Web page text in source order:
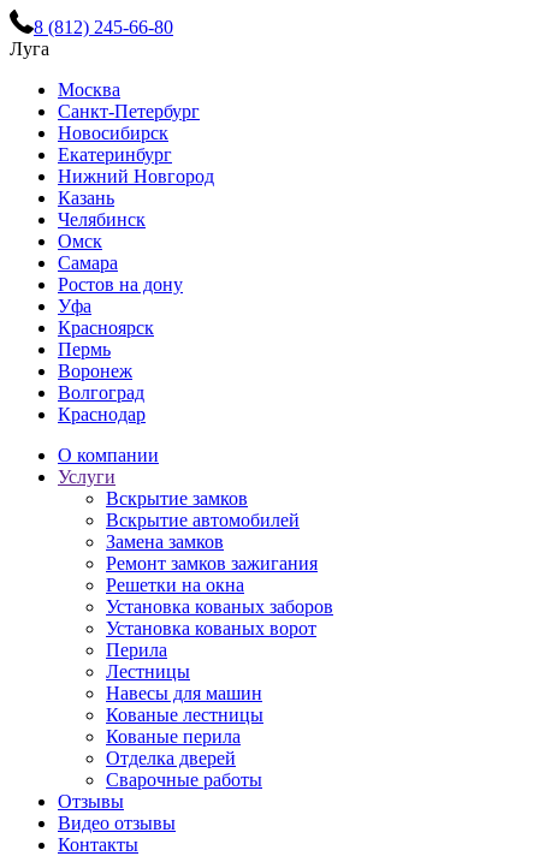
8 (812) 245-66-80
Луга
Москва
Санкт-Петербург
Новосибирск
Екатеринбург
Нижний Новгород
Казань
Челябинск
Омск
Самара
Ростов на дону
Уфа
Красноярск
Пермь
Воронеж
Волгоград
Краснодар
О компании
Услуги
Вскрытие замков
Вскрытие автомобилей
Замена замков
Ремонт замков зажигания
Решетки на окна
Установка кованых заборов
Установка кованых ворот
Перила
Лестницы
Навесы для машин
Кованые лестницы
Кованые перила
Отделка дверей
Сварочные работы
Отзывы
Видео отзывы
Контакты